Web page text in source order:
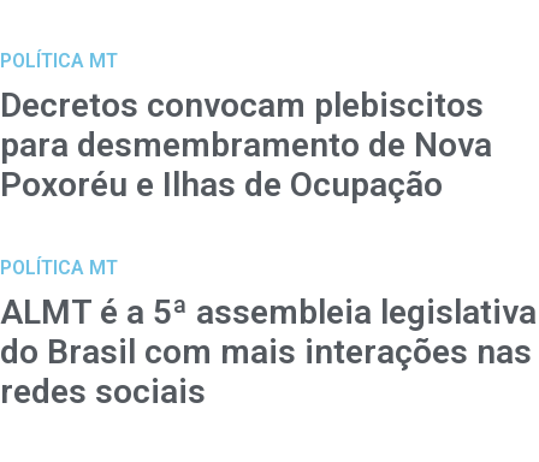
POLÍTICA MT
Decretos convocam plebiscitos
para desmembramento de Nova
Poxoréu e Ilhas de Ocupação
POLÍTICA MT
ALMT é a 5ª assembleia legislativa
do Brasil com mais interações nas
redes sociais